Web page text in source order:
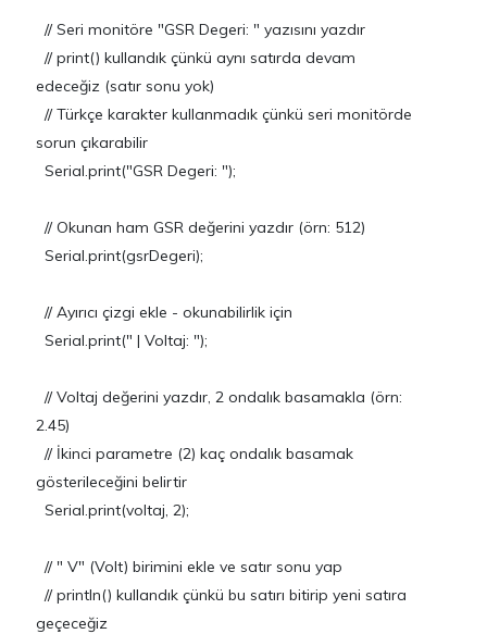
// Seri monitöre "GSR Degeri: " yazısını yazdır
// print() kullandık çünkü aynı satırda devam
edeceğiz (satır sonu yok)
// Türkçe karakter kullanmadık çünkü seri monitörde
sorun çıkarabilir
Serial.print("GSR Degeri: ");
// Okunan ham GSR değerini yazdır (örn: 512)
Serial.print(gsrDegeri);
// Ayırıcı çizgi ekle - okunabilirlik için
Serial.print(" | Voltaj: ");
// Voltaj değerini yazdır, 2 ondalık basamakla (örn:
2.45)
// İkinci parametre (2) kaç ondalık basamak
gösterileceğini belirtir
Serial.print(voltaj, 2);
// " V" (Volt) birimini ekle ve satır sonu yap
// println() kullandık çünkü bu satırı bitirip yeni satıra
geçeceğiz